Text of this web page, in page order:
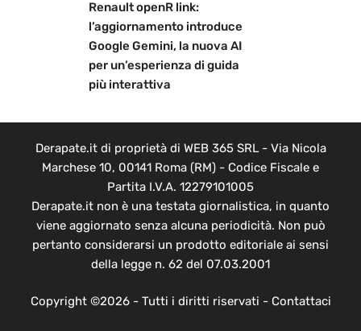
Renault openR link:
l’aggiornamento introduce
Google Gemini, la nuova AI
per un’esperienza di guida
più interattiva
Derapate.it di proprietà di WEB 365 SRL - Via Nicola
Marchese 10, 00141 Roma (RM) - Codice Fiscale e
Partita I.V.A. 12279101005
Derapate.it non è una testata giornalistica, in quanto
viene aggiornato senza alcuna periodicità. Non può
pertanto considerarsi un prodotto editoriale ai sensi
della legge n. 62 del 07.03.2001
Copyright ©2026 - Tutti i diritti riservati - Contattaci